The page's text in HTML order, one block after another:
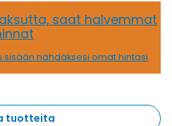
saat halvemmat
sisään nähdäksesi omat hintasi
tuotteita